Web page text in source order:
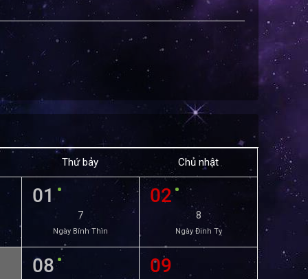
Thứ bảy Chủ nhật
01
7
Ngày Bính Thìn
02
8
Ngày Đinh Tỵ
08 09